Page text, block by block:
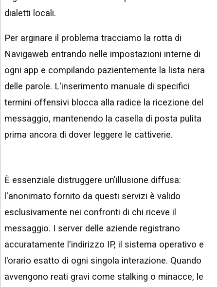
dialetti locali.
Per arginare il problema tracciamo la rotta di
Navigaweb entrando nelle impostazioni interne di
ogni app e compilando pazientemente la lista nera
delle parole. L'inserimento manuale di specifici
termini offensivi blocca alla radice la ricezione del
messaggio, mantenendo la casella di posta pulita
prima ancora di dover leggere le cattiverie.
È essenziale distruggere un'illusione diffusa:
l'anonimato fornito da questi servizi è valido
esclusivamente nei confronti di chi riceve il
messaggio. I server delle aziende registrano
accuratamente l'indirizzo IP, il sistema operativo e
l'orario esatto di ogni singola interazione. Quando
avvengono reati gravi come stalking o minacce, le